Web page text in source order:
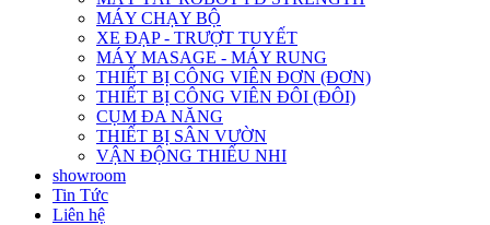
MÁY CHẠY BỘ
XE ĐẠP - TRƯỢT TUYẾT
MÁY MASAGE - MÁY RUNG
THIẾT BỊ CÔNG VIÊN ĐƠN (ĐƠN)
THIẾT BỊ CÔNG VIÊN ĐÔI (ĐÔI)
CỤM ĐA NĂNG
THIẾT BỊ SÂN VƯỜN
VẬN ĐỘNG THIẾU NHI
showroom
Tin Tức
Liên hệ